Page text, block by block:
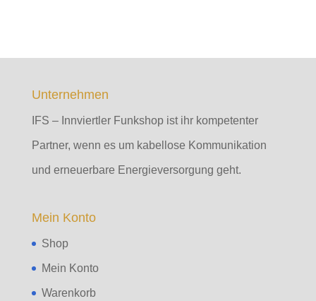
Unternehmen
IFS – Innviertler Funkshop ist ihr kompetenter
Partner, wenn es um kabellose Kommunikation
und erneuerbare Energieversorgung geht.
Mein Konto
Shop
Mein Konto
Warenkorb